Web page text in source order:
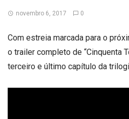
novembro 6, 2017 0
Com estreia marcada para o
o trailer completo de “Cinquenta
terceiro e último capítulo da